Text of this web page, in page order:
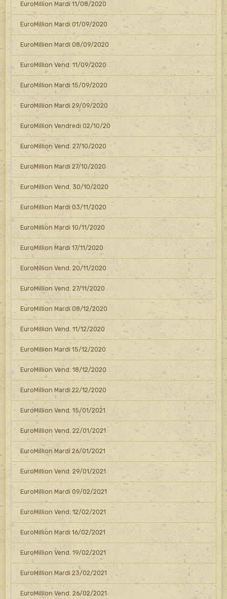
EuroMillion Mardi 11/08/2020
EuroMillion Mardi 01/09/2020
EuroMillion Mardi 08/09/2020
EuroMillion Vend. 11/09/2020
EuroMillion Mardi 15/09/2020
EuroMillion Mardi 29/09/2020
EuroMillion Vendredi 02/10/20
EuroMillion Vend. 27/10/2020
EuroMillion Mardi 27/10/2020
EuroMillion Vend. 30/10/2020
EuroMillion Mardi 03/11/2020
EuroMillion Mardi 10/11/2020
EuroMillion Mardi 17/11/2020
EuroMillion Vend. 20/11/2020
EuroMillion Vend. 27/11/2020
EuroMillion Mardi 08/12/2020
EuroMillion Vend. 11/12/2020
EuroMillion Mardi 15/12/2020
EuroMillion Vend. 18/12/2020
EuroMillion Mardi 22/12/2020
EuroMillion Vend. 15/01/2021
EuroMillion Vend. 22/01/2021
EuroMillion Mardi 26/01/2021
EuroMillion Vend. 29/01/2021
EuroMillion Mardi 09/02/2021
EuroMillion Vend. 12/02/2021
EuroMillion Mardi 16/02/2021
EuroMillion Vend. 19/02/2021
EuroMillion Mardi 23/02/2021
EuroMillion Vend. 26/02/2021